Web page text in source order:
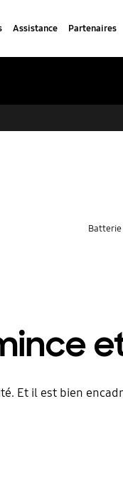
Assistance Partenaires
Batterie
Et il est bien